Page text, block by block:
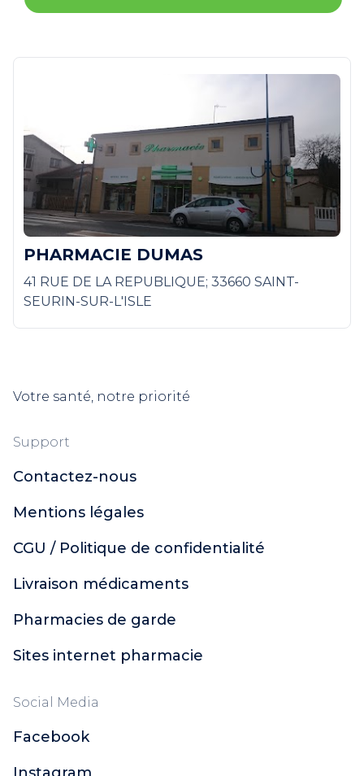
PHARMACIE DUMAS
41 RUE DE LA REPUBLIQUE; 33660 SAINT-
SEURIN-SUR-L'ISLE
Votre santé, notre priorité
Support
Contactez-nous
Mentions légales
CGU / Politique de confidentialité
Livraison médicaments
Pharmacies de garde
Sites internet pharmacie
Social Media
Facebook